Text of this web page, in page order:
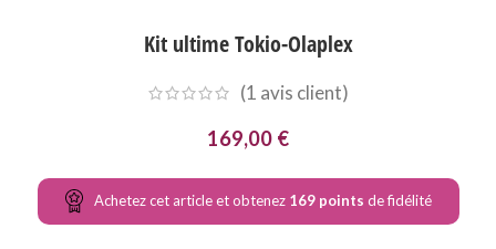
Kit ultime Tokio-Olaplex
(1 avis client)
169,00 €
Achetez cet article et obtenez 169points de fidélité